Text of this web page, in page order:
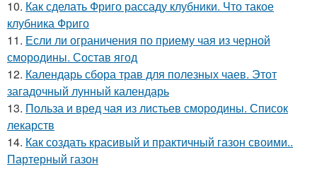
10. Как сделать Фриго рассаду клубники. Что такое
клубника Фриго
11. Если ли ограничения по приему чая из черной
смородины. Состав ягод
12. Календарь сбора трав для полезных чаев. Этот
загадочный лунный календарь
13. Польза и вред чая из листьев смородины. Список
лекарств
14. Как создать красивый и практичный газон своими..
Партерный газон